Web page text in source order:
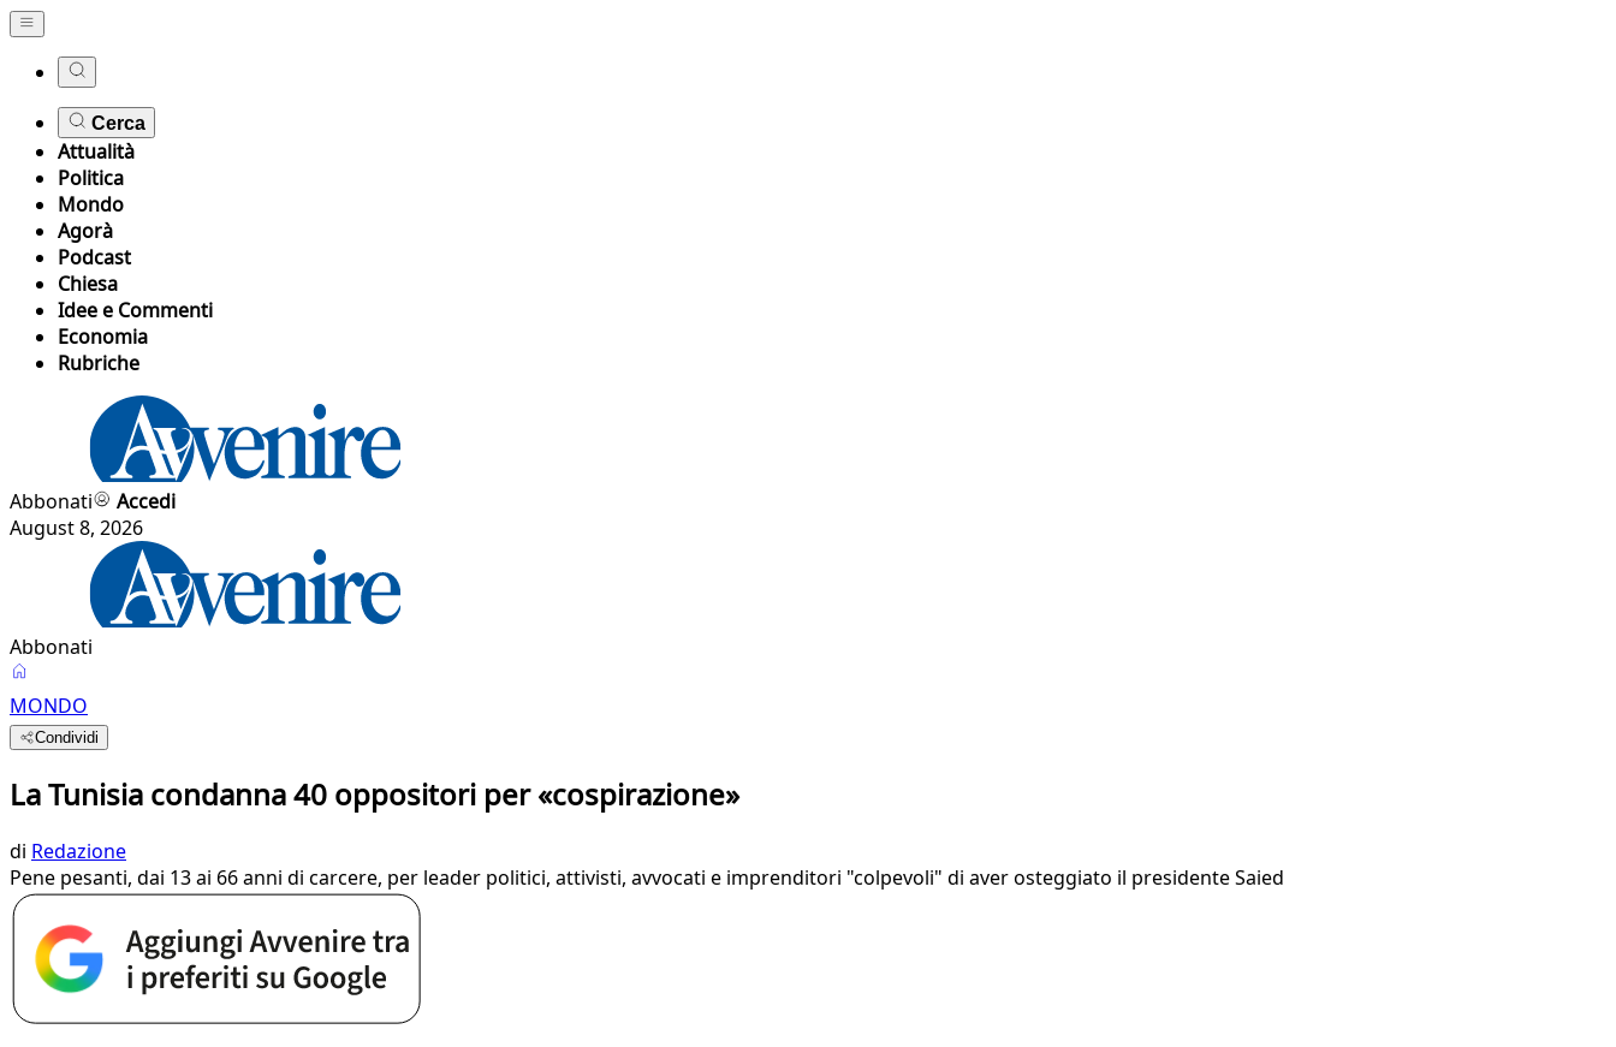
Cerca
Attualità
Politica
Mondo
Agorà
Podcast
Chiesa
Idee e Commenti
Economia
Rubriche
Abbonati
Accedi
August 8, 2026
Abbonati
MONDO
Condividi
La Tunisia condanna 40 oppositori per «cospirazione»
di Redazione
Pene pesanti, dai 13 ai 66 anni di carcere, per leader politici, attivisti, avvocati e imprenditori "colpevoli" di aver osteggiato il presidente Saied